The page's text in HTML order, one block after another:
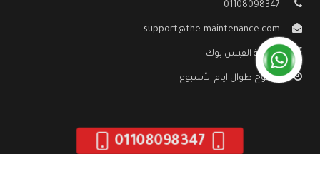
01108098347
support@the-maintenance.com
صفحة الفيس بوك
مفتوح طوال ايام الأسبوع
01108098347